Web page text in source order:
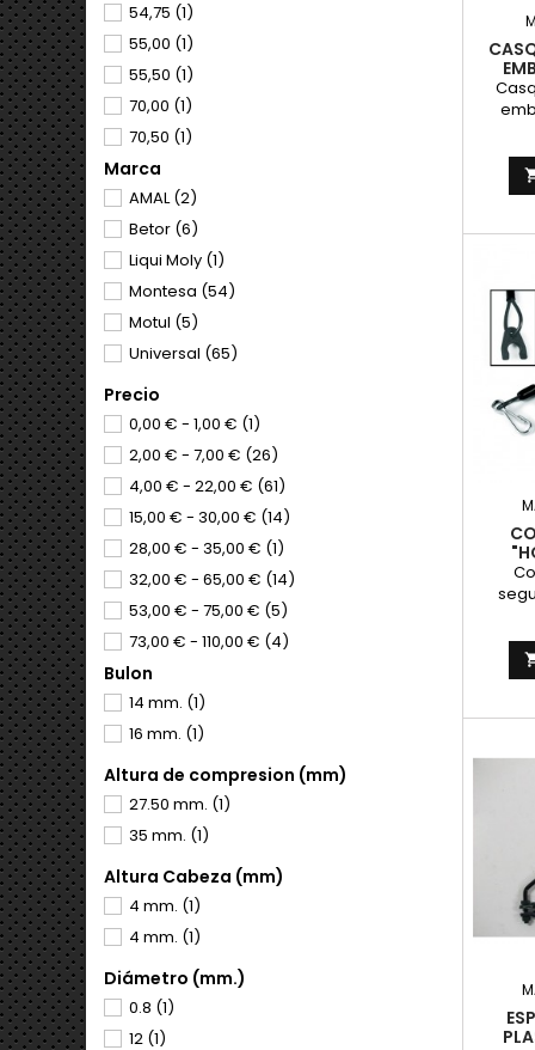
54,75 (1)
55,00 (1)
55,50 (1)
70,00 (1)
70,50 (1)
71,00
71,50(1)
Marca
AMAL(2)
Betor (6)
Liqui Moly (1)
Montesa (54)
Motul (5)
Universal (65)
Precio
0,00 € - 1,00 € (1)
2,00 € - 7,00 € (26)
4,00 € - 22,00 € (61)
15,00 € - 30,00 € (14)
28,00 € - 35,00 € (1)
32,00 € - 65,00 € (14)
53,00 € - 75,00 € (5)
73,00 € - 110,00 € (4)
107,00 € - 130,00 €
148,00 € - 180,00 €
322,00 € - 395,00 €
Bulon
14 mm. (1)
16 mm. (1)
Altura de compresion (mm)
27.50 mm. (1)
35 mm. (1)
Altura Cabeza (mm)
4 mm. (1)
4 mm. (1)
Diámetro (mm.)
0.8 (1)
12 (1)
para